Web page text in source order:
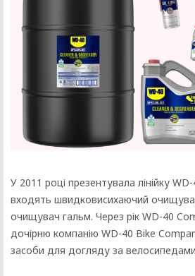
У 2011 році презентувала лінійку
входять швидковисихаючий
очищувач гальм. Через рік WD-40
дочірню компанію WD-40 Bike
засоби для догляду за